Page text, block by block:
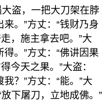
盗，一把大刀架在脖
。”方丈：“钱财乃身
，施主拿去吧。”大
。”方丈：“佛讲因果
今天之果。”大盗：
？”方丈：“能。”大
下屠刀，立地成佛。”